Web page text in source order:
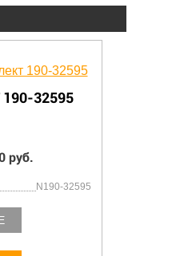
32595
руб.
N190-32595